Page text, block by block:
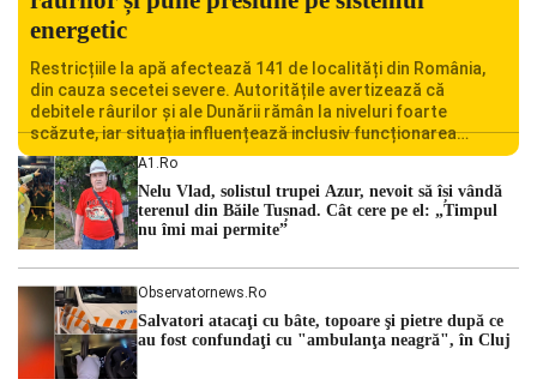
energetic
Restricțiile la apă afectează 141 de localități din România,
din cauza secetei severe. Autoritățile avertizează că
debitele râurilor și ale Dunării rămân la niveluri foarte
scăzute, iar situația influențează inclusiv funcționarea
Centralei Nucleare de la Cernavodă. România se confruntă
cu una dintre cele mai dificile perioade din punct de vedere
hidrologic din ultimii ani. Lipsa […]
A1.ro
Nelu Vlad, solistul trupei Azur, nevoit să își vândă
terenul din Băile Tușnad. Cât cere pe el: „Timpul
nu îmi mai permite”
Observatornews.ro
Salvatori atacaţi cu bâte, topoare şi pietre după ce
au fost confundaţi cu "ambulanţa neagră", în Cluj